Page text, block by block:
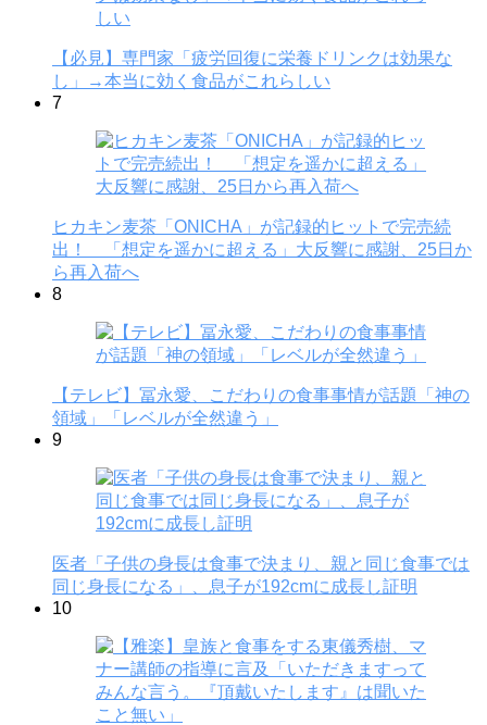
【必見】専門家「疲労回復に栄養ドリンクは効果な
し」→本当に効く食品がこれらしい
7
ヒカキン麦茶「ONICHA」が記録的ヒットで完売続
出！ 「想定を遥かに超える」大反響に感謝、25日か
ら再入荷へ
8
【テレビ】冨永愛、こだわりの食事事情が話題「神の
領域」「レベルが全然違う」
9
医者「子供の身長は食事で決まり、親と同じ食事では
同じ身長になる」、息子が192cmに成長し証明
10